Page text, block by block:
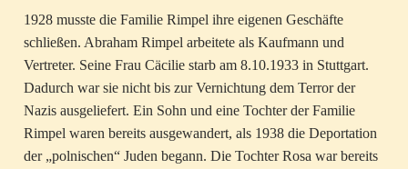
1928 musste die Familie Rimpel ihre eigenen Geschäfte
schließen. Abraham Rimpel arbeitete als Kaufmann und
Vertreter. Seine Frau Cäcilie starb am 8.10.1933 in Stuttgart.
Dadurch war sie nicht bis zur Vernichtung dem Terror der
Nazis ausgeliefert. Ein Sohn und eine Tochter der Familie
Rimpel waren bereits ausgewandert, als 1938 die Deportation
der „polnischen“ Juden begann. Die Tochter Rosa war bereits